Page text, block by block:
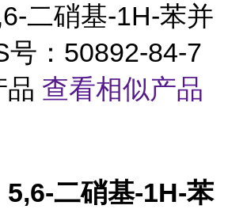
二硝基-1H-苯并
号：50892-84-7
品 查看相似产品
5,6-二硝基-1H-苯